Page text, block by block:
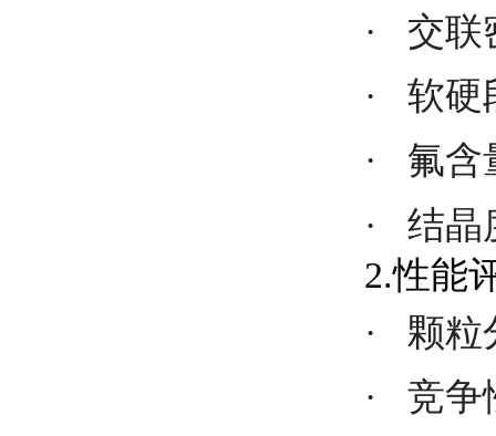
·
交联
·
软硬
·
氟含
·
结晶
2.性能
·
颗粒
·
竞争